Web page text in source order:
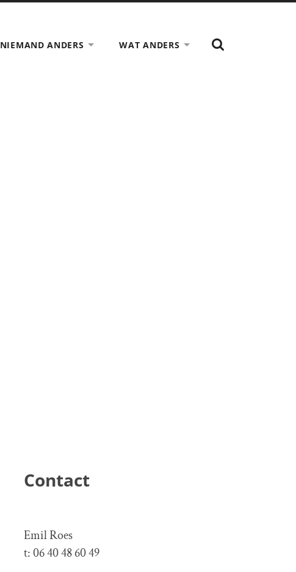
NIEMAND ANDERS WAT ANDERS
TOON
HET
Contact
Emil Roes
t: 06 40 48 60 49